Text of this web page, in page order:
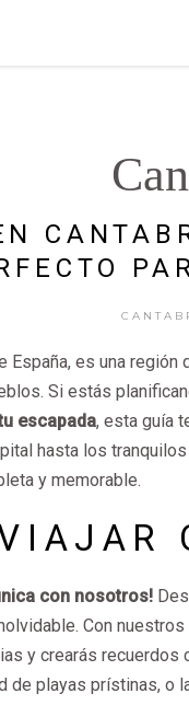
España, es una
Si estás
escapada, esta guía
hasta los
y memorable.
con nosotros!
Con
y crearás
de playas prístinas, o